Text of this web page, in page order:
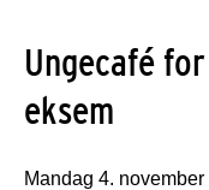
Ungecafé
eksem
Mandag 4.